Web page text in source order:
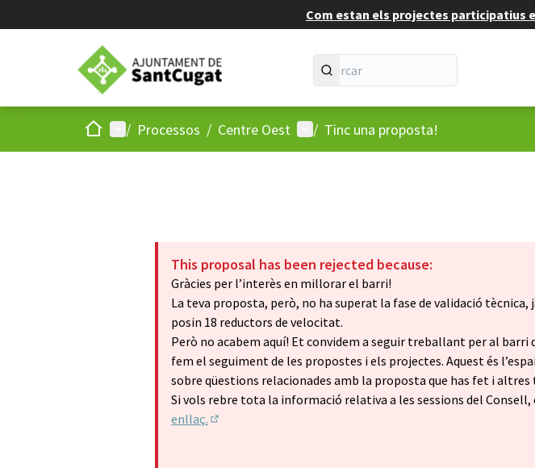
Com estan els projectes participatius
Inici Menú principal
/ Processos / Centre Oest Menú d'usuari
/ Tinc una proposta!
This proposal has been rejected because:
Gràcies per l’interès en millorar el barri!
La teva proposta, però, no ha superat la fase de validació tècnica,
posin 18 reductors de velocitat.
Però no acabem aquí! Et convidem a seguir treballant per al barri
fem el seguiment de les propostes i els projectes. Aquest és
sobre qüestions relacionades amb la proposta que has fet i altres
Si vols rebre tota la informació relativa a les sessions del
enllaç.